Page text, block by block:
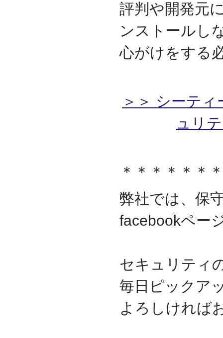
評判や開発元
ンストールし
心がけをする
＞＞ シーテ
ュリ
＊＊＊＊＊＊
弊社では、保
facebookペー
セキュリティ
毎日ピックア
よろしければ